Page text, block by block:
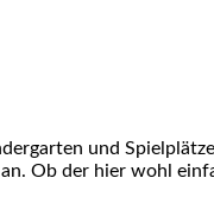
und
Ob der hier wohl